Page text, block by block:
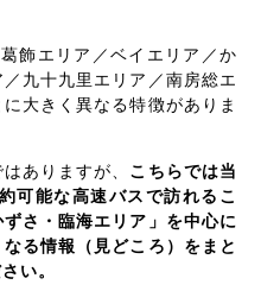
飾エリア／ベイエリア／か
九十九里エリア／南房総エ
大きく異なる特徴がありま
ありますが、 こちらでは当
可能な高速バスで訪れるこ
さ・臨海エリア」を中心に
る情報（見どころ）をまと
い。